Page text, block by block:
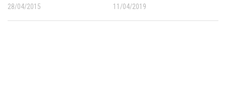
28/04/2015 11/04/2019